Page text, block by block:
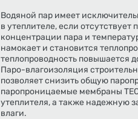
Водяной пар имеет
в утеплителе, если
концентрации пара и
намокает и становится
теплопроводность повышается
Паро-влагоизоляция
позволяет снизить общую
паропроницаемые мембраны
утеплителя, а также надежную
влаги.